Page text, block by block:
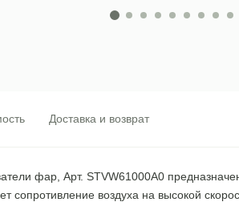
Доставка и возврат
фар, Арт. STVW61000A0
сопротивление воздуха на высокой